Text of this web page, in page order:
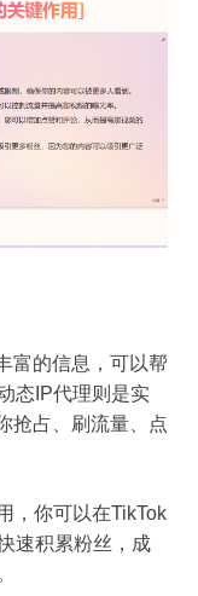
富的信息，可以帮
态IP代理则是实
抢占、刷流量、点
，你可以在TikTok
速积累粉丝，成